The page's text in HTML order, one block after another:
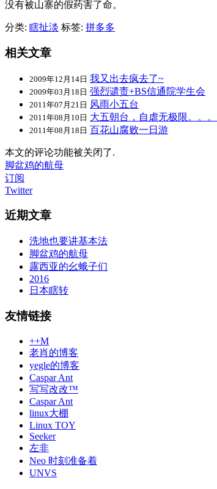
没有被山寨的假药害了命。
分类: 瞎扯淡 标签: 拼多多
相关文章
2009年12月14日 我又出去疯去了~
2009年03月18日 强烈谴责+BS信通院学生会
2011年07月21日 风雨小五台
2011年08月10日 大五朝台，自虐无极限。。。
2011年08月18日 百花山腐败一日游
本文的评论功能被关闭了.
脚盆鸡的航母
订阅
Twitter
近期文章
洗地也要讲基本法
脚盆鸡的航母
露西亚的幺蛾子们
2016
日本瞎转
友情链接
++M
老肖的博客
yegle的博客
Caspar Ant
写写改改™
Caspar Ant
linux大棚
Linux TOY
Seeker
左非
Neo 时刻准备着
UNVS